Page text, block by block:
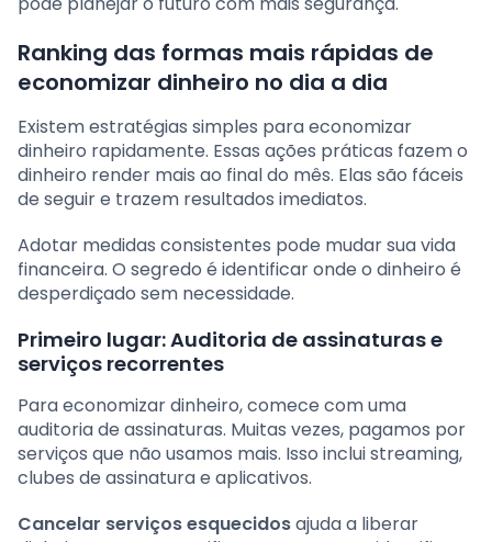
Ranking das formas mais rápidas de
economizar dinheiro no dia a dia
Existem estratégias simples para economizar
dinheiro rapidamente. Essas ações práticas fazem o
dinheiro render mais ao final do mês. Elas são fáceis
de seguir e trazem resultados imediatos.
Adotar medidas consistentes pode mudar sua vida
financeira. O segredo é identificar onde o dinheiro é
desperdiçado sem necessidade.
Primeiro lugar: Auditoria de assinaturas e
serviços recorrentes
Para economizar dinheiro, comece com uma
auditoria de assinaturas. Muitas vezes, pagamos por
serviços que não usamos mais. Isso inclui streaming,
clubes de assinatura e aplicativos.
Cancelar serviços esquecidosajuda a liberar